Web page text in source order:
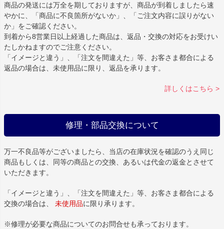
商品の発送には万全を期しておりますが、商品が到着しましたら速
やかに、「商品に不良箇所がないか」、「ご注文内容に誤りがない
か」をご確認ください。
到着から8営業日以上経過した商品は、返品・交換の対応をお受けい
たしかねますのでご注意ください。
「イメージと違う」、「注文を間違えた」等、お客さま都合による
返品の場合は、未使用品に限り、返品を承ります。
詳しくはこちら >
修理・部品交換について
万一不良品等がございましたら、当店の在庫状況を確認のうえ同じ
商品もしくは、同等の商品との交換、あるいは代金の返金とさせて
いただきます。
「イメージと違う」、「注文を間違えた」等、お客さま都合による
交換の場合は、 未使用品に限り承ります。
※修理が必要な商品についてのお問合せも承っております。